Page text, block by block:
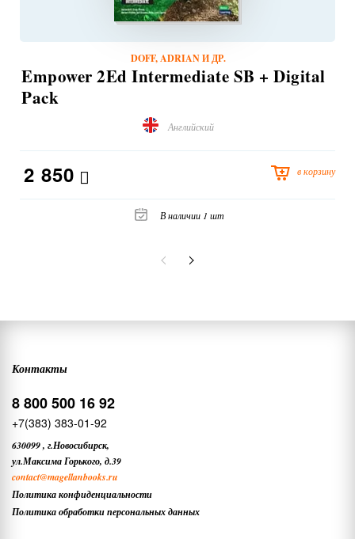
DOFF, ADRIAN И ДР.
Empower 2Ed Intermediate SB + Digital
Pack
Английский
2 850 в корзину
В наличии 1 шт
Контакты
8 800 500 16 92
+7(383) 383-01-92
630099, г.Новосибирск,
ул.Максима Горького, д.39
contact@magellanbooks.ru
Политика конфиденциальности
Политика обработки персональных данных